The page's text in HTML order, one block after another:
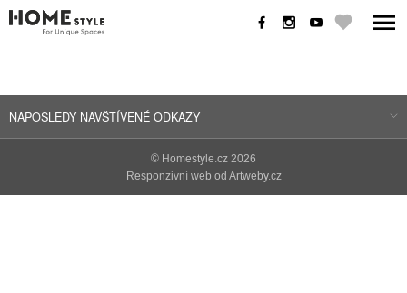
NAPOSLEDY NAVŠTÍVENÉ ODKAZY
© Homestyle.cz 2026
Responzivní web od Artweby.cz